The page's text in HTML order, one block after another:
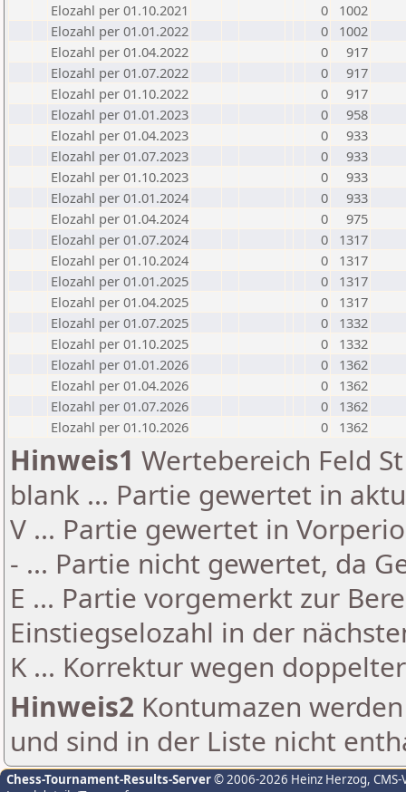
Elozahl per 01.10.2021
0
1002
Elozahl per 01.01.2022
0
1002
Elozahl per 01.04.2022
0
917
Elozahl per 01.07.2022
0
917
Elozahl per 01.10.2022
0
917
Elozahl per 01.01.2023
0
958
Elozahl per 01.04.2023
0
933
Elozahl per 01.07.2023
0
933
Elozahl per 01.10.2023
0
933
Elozahl per 01.01.2024
0
933
Elozahl per 01.04.2024
0
975
Elozahl per 01.07.2024
0
1317
Elozahl per 01.10.2024
0
1317
Elozahl per 01.01.2025
0
1317
Elozahl per 01.04.2025
0
1317
Elozahl per 01.07.2025
0
1332
Elozahl per 01.10.2025
0
1332
Elozahl per 01.01.2026
0
1362
Elozahl per 01.04.2026
0
1362
Elozahl per 01.07.2026
0
1362
Elozahl per 01.10.2026
0 1362
Hinweis1 Wertebereich Feld
blank ... Partie gewertet in
V ... Partie gewertet in
- ... Partie nicht gewertet, da
E ... Partie vorgemerkt zur
Einstiegselozahl in der
K ... Korrektur wegen
Hinweis2 Kontumazen
und sind in der Liste nicht
Chess-Tournament-Results-Server© 2006-2026 Heinz Herzog,